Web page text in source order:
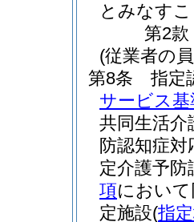
とみなす
第2款
(従業者の
第8条
指定
サービス
共同生活介
防認知症
定介護予
項におい
定施設(指